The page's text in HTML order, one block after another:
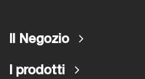
Il Negozio
I prodotti